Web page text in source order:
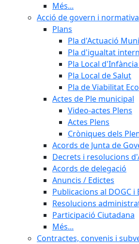
Més...
Acció de govern i normativa
Plans
Pla d'Actuació
Pla d'igualtat
Pla Local
Pla Local de Salut
Pla de Viabilitat
Actes de Ple municipal
Video-actes Plens
Actes Plens
Cròniques dels
Acords de Junta de
Decrets i resolucions
Acords de delegació
Anuncis / Edictes
Publicacions al DOGC i
Resolucions
Participació Ciutadana
Més...
Contractes, convenis i